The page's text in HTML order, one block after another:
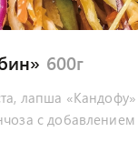
600г
лапша «Кандофу»
с добавлением